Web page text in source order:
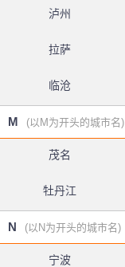
泸州
拉萨
临沧
M (以M为开头的城市名)
茂名
牡丹江
N (以N为开头的城市名)
宁波